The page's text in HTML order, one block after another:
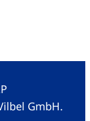
GmbH.